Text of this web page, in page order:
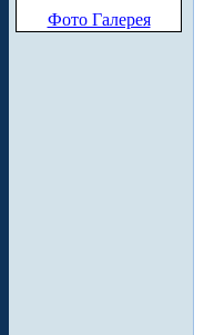
Фото Галерея